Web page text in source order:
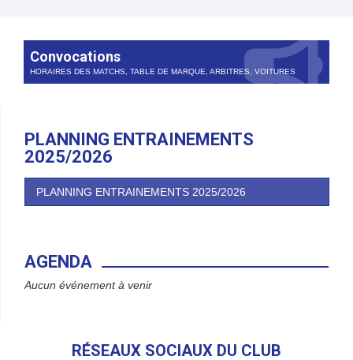
Convocations
HORAIRES DES MATCHS, TABLE DE MARQUE, ARBITRES, VOITURES
PLANNING ENTRAINEMENTS
2025/2026
PLANNING ENTRAINEMENTS 2025/2026
AGENDA
Aucun événement à venir
RÉSEAUX SOCIAUX DU CLUB